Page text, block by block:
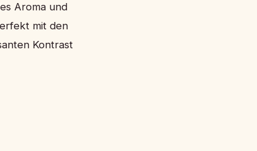
Aroma und
mit den
Kontrast